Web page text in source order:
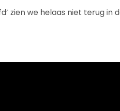
zien we helaas niet terug in